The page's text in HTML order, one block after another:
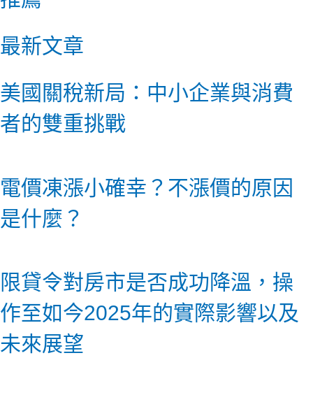
最新文章
美國關稅新局：中小企業與消費
者的雙重挑戰
電價凍漲小確幸？不漲價的原因
是什麼？
限貸令對房市是否成功降溫，操
作至如今2025年的實際影響以及
未來展望